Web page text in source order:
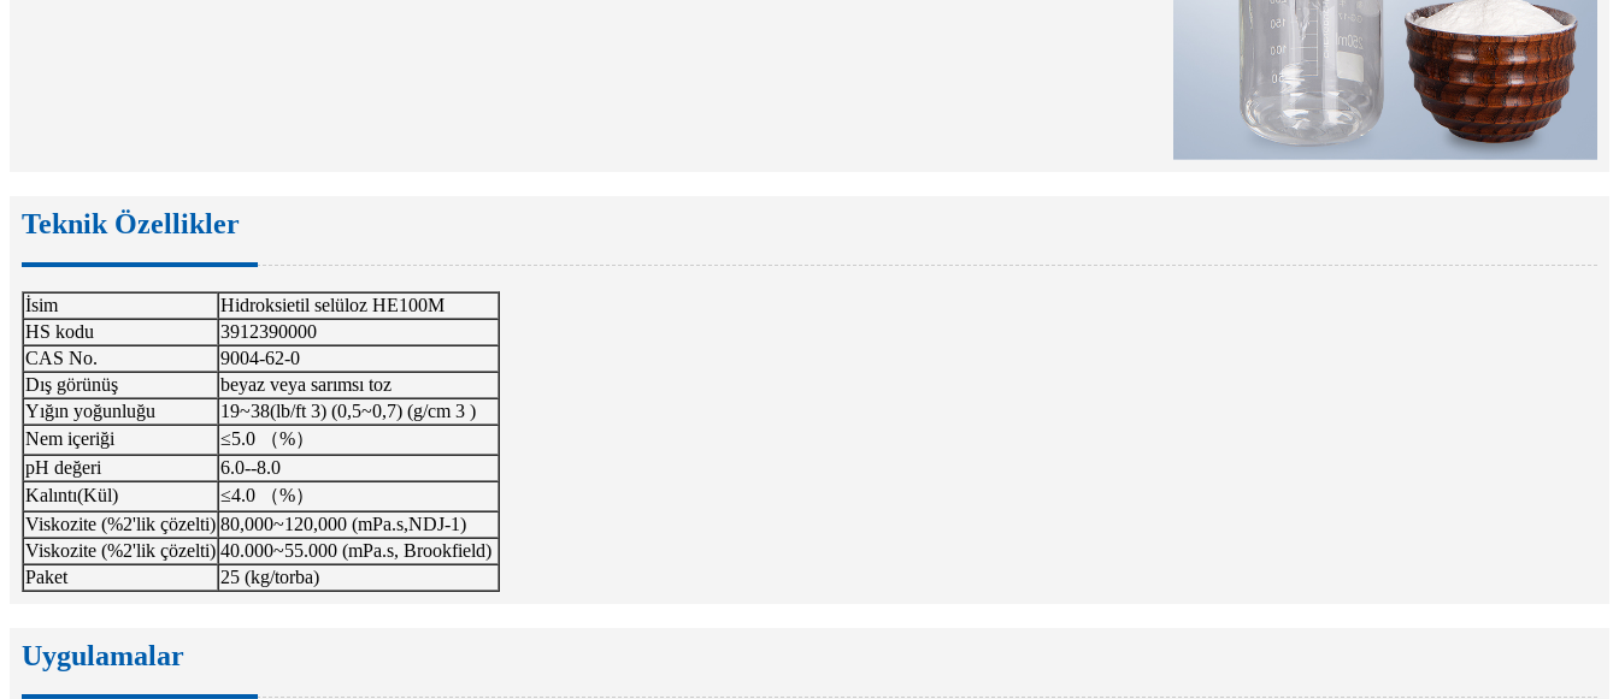
Teknik Özellikler
İsim
Hidroksietil selüloz HE100M
HS kodu
3912390000
CAS No.
9004-62-0
Dış görünüş
beyaz veya sarımsı toz
Yığın yoğunluğu
19~38(lb/ft 3) (0,5~0,7) (g/cm 3 )
Nem içeriği
≤5.0 （%）
pH değeri
6.0--8.0
Kalıntı(Kül)
≤4.0 （%）
Viskozite (%2'lik çözelti) 80,000~120,000 (mPa.s,NDJ-1)
Viskozite (%2'lik çözelti) 40.000~55.000 (mPa.s, Brookfield)
Paket
25 (kg/torba)
Uygulamalar